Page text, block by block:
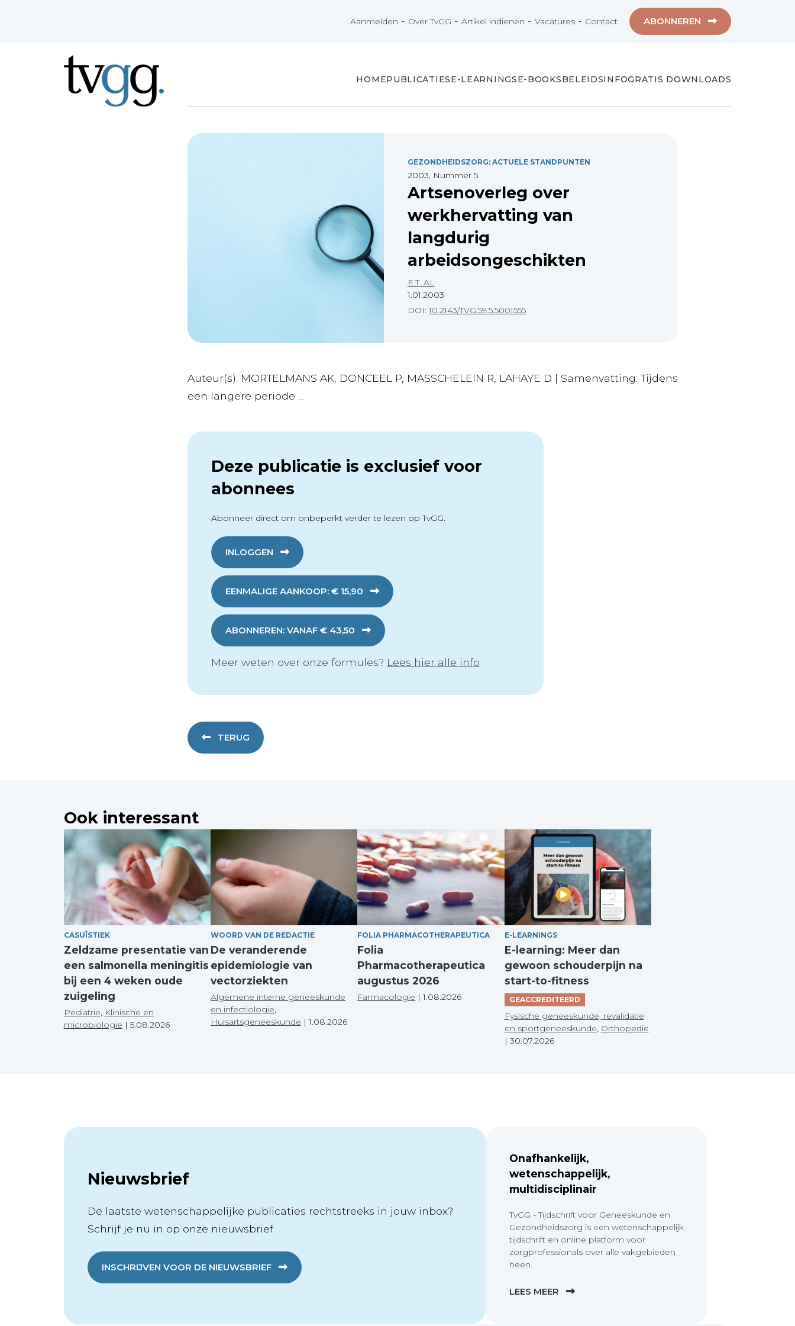
Aanmelden - Over TvGG -Artikel indienen -Vacatures - Contact ABONNEREN
HOMEPUBLICATIESE-LEARNINGSE-BOOKSBELEIDSINFOGRATIS DOWNLOADS
GEZONDHEIDSZORG: ACTUELE STANDPUNTEN
2003, Nummer 5
Artsenoverleg over
werkhervatting van
langdurig
arbeidsongeschikten
E.T. AL
1.01.2003
DOI:10.2143/TVG.59.5.5001555
Auteur(s): MORTELMANS AK, DONCEEL P, MASSCHELEIN R, LAHAYE D | Samenvatting: Tijdens
een langere periode ...
Deze publicatie is exclusief voor
abonnees
Abonneer direct om onbeperkt verder te lezen op TvGG.
INLOGGEN
EENMALIGE AANKOOP: € 15,90
ABONNEREN: VANAF € 43,50
Meer weten over onze formules? Lees hier alle info
TERUG
Ook interessant
CASUÏSTIEK
Zeldzame presentatie van
een salmonella meningitis
bij een 4 weken oude
zuigeling
Pediatrie Klinische en
microbiologie | 5.08.2026
WOORD VAN DE REDACTIE
De veranderende
epidemiologie van
vectorziekten
Algemene interne geneeskunde
en infectiologie
Huisartsgeneeskunde |1.08.2026
FOLIA PHARMACOTHERAPEUTICA
Folia
Pharmacotherapeutica
augustus 2026
Farmacologie |1.08.2026
E-LEARNINGS
E-learning: Meer dan
gewoon schouderpijn na
start-to-fitness
GEACCREDITEERD
Fysische geneeskunde, revalidatie
en sportgeneeskunde Orthopedie
| 30.07.2026
Nieuwsbrief
De laatste wetenschappelijke publicaties rechtstreeks in jouw inbox?
Schrijf je nu in op onze nieuwsbrief.
INSCHRIJVEN VOOR DE NIEUWSBRIEF
Onafhankelijk,
wetenschappelijk,
multidisciplinair
TvGG - Tijdschrift voor Geneeskunde en
Gezondheidszorg is een wetenschappelijk
tijdschrift en online platform voor
zorgprofessionals over alle vakgebieden
heen.
LEES MEER